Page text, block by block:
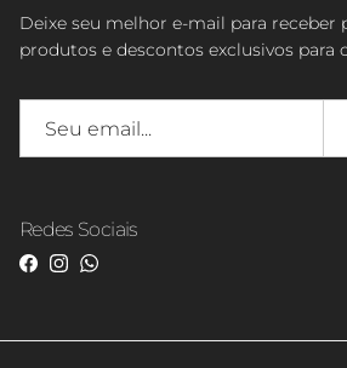
Deixe seu melhor e-mail para receber
produtos e descontos exclusivos para
Redes Sociais
Facebook
Instagram
WhatsApp